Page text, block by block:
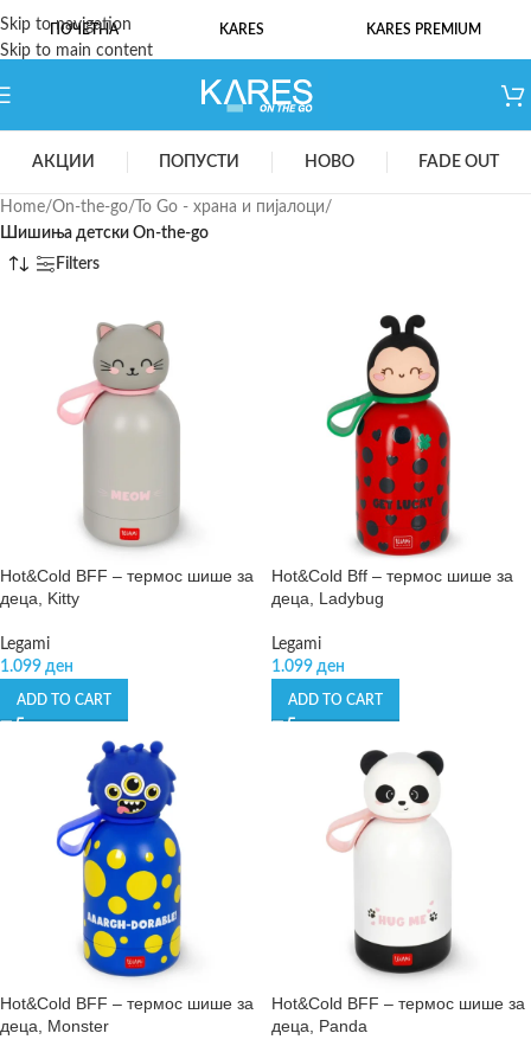
Skip to navigation
Skip to main content
ПОЧЕТНА KARES KARES PREMIUM
АКЦИИ ПОПУСТИ НОВО FADE OUT
Home/On-the-go/ To Go - храна и пијалоци/
Шишиња детски On-the-go
Filters
Hot&Cold BFF – термос шише за
деца, Kitty
Legami
1.099 ден
ADD TO CART
Hot&Cold Bff – термос шише за
деца, Ladybug
Legami
1.099 ден
ADD TO CART
Hot&Cold BFF – термос шише за
деца, Monster
Hot&Cold BFF – термос шише за
деца, Panda